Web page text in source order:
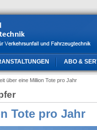
ABO &
über eine Million Tote pro Jahr
Tote pro Jahr